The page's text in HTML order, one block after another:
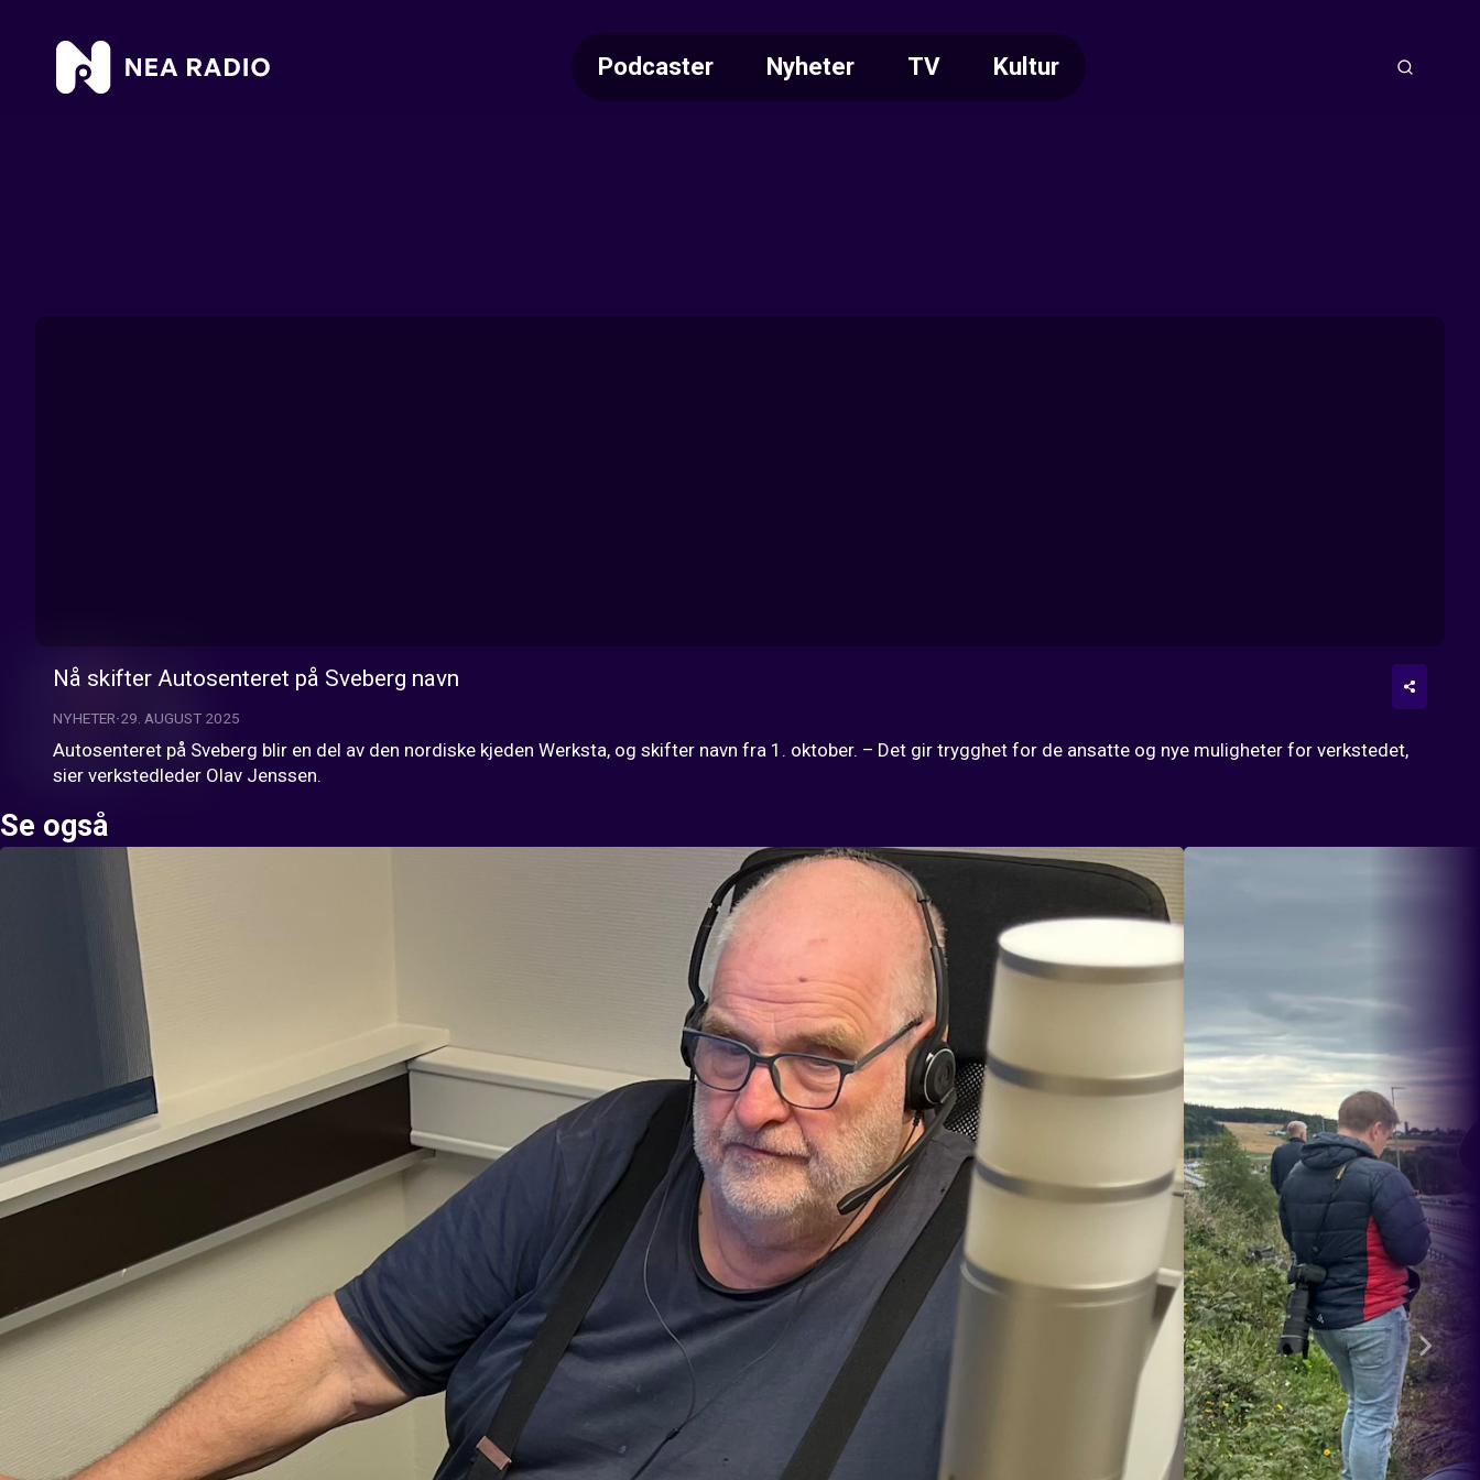
Podcaster Nyheter TV Kultur
Nå skifter Autosenteret på Sveberg navn
NYHETER 29. AUGUST 2025
Autosenteret på Sveberg blir en del av den nordiske kjeden Werksta, og skifter navn fra 1. oktober. – Det gir trygghet for de ansatte og nye muligheter for verkstedet,
sier verkstedleder Olav Jenssen.
Se også